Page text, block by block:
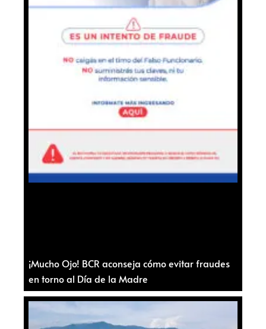
¡Mucho Ojo! BCR aconseja cómo evitar fraudes
en torno al Día de la Madre